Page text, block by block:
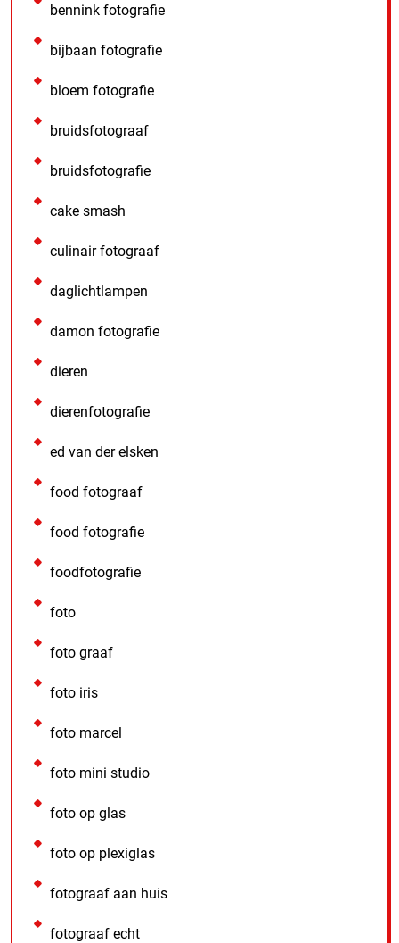
bennink fotografie
bijbaan fotografie
bloem fotografie
bruidsfotograaf
bruidsfotografie
cake smash
culinair fotograaf
daglichtlampen
damon fotografie
dieren
dierenfotografie
ed van der elsken
food fotograaf
food fotografie
foodfotografie
foto
foto graaf
foto iris
foto marcel
foto mini studio
foto op glas
foto op plexiglas
fotograaf aan huis
fotograaf echt